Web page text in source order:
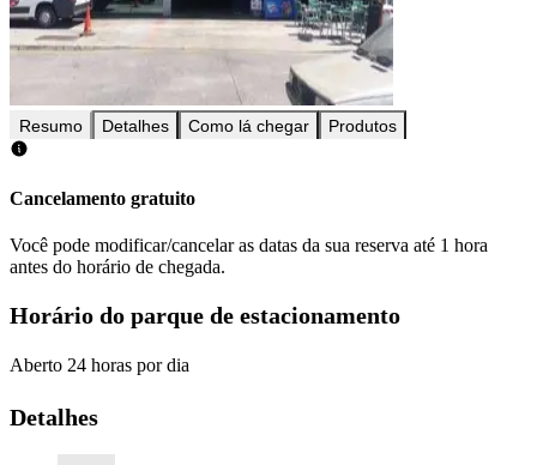
Resumo Detalhes Como lá chegar Produtos
Cancelamento gratuito
Você pode modificar/cancelar as datas da sua reserva até 1 hora
antes do horário de chegada.
Horário do parque de estacionamento
Aberto 24 horas por dia
Detalhes